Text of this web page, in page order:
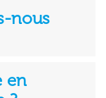
nous
en